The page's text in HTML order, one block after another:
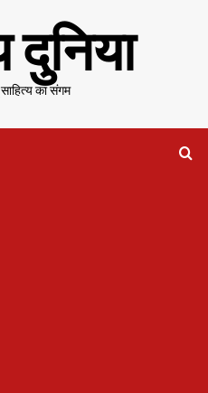
दुनिया
का संगम